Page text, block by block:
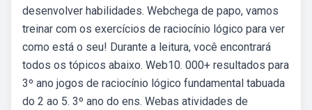
desenvolver habilidades. Webchega de papo, vamos
treinar com os exercícios de raciocínio lógico para ver
como está o seu! Durante a leitura, você encontrará
todos os tópicos abaixo. Web10. 000+ resultados para
3º ano jogos de raciocínio lógico fundamental tabuada
do 2 ao 5. 3º ano do ens. Webas atividades de